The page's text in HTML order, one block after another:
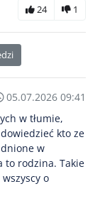
24 1
05.07.2026 09:41
w tłumie,
kto ze
w
to rodzina. Takie
o